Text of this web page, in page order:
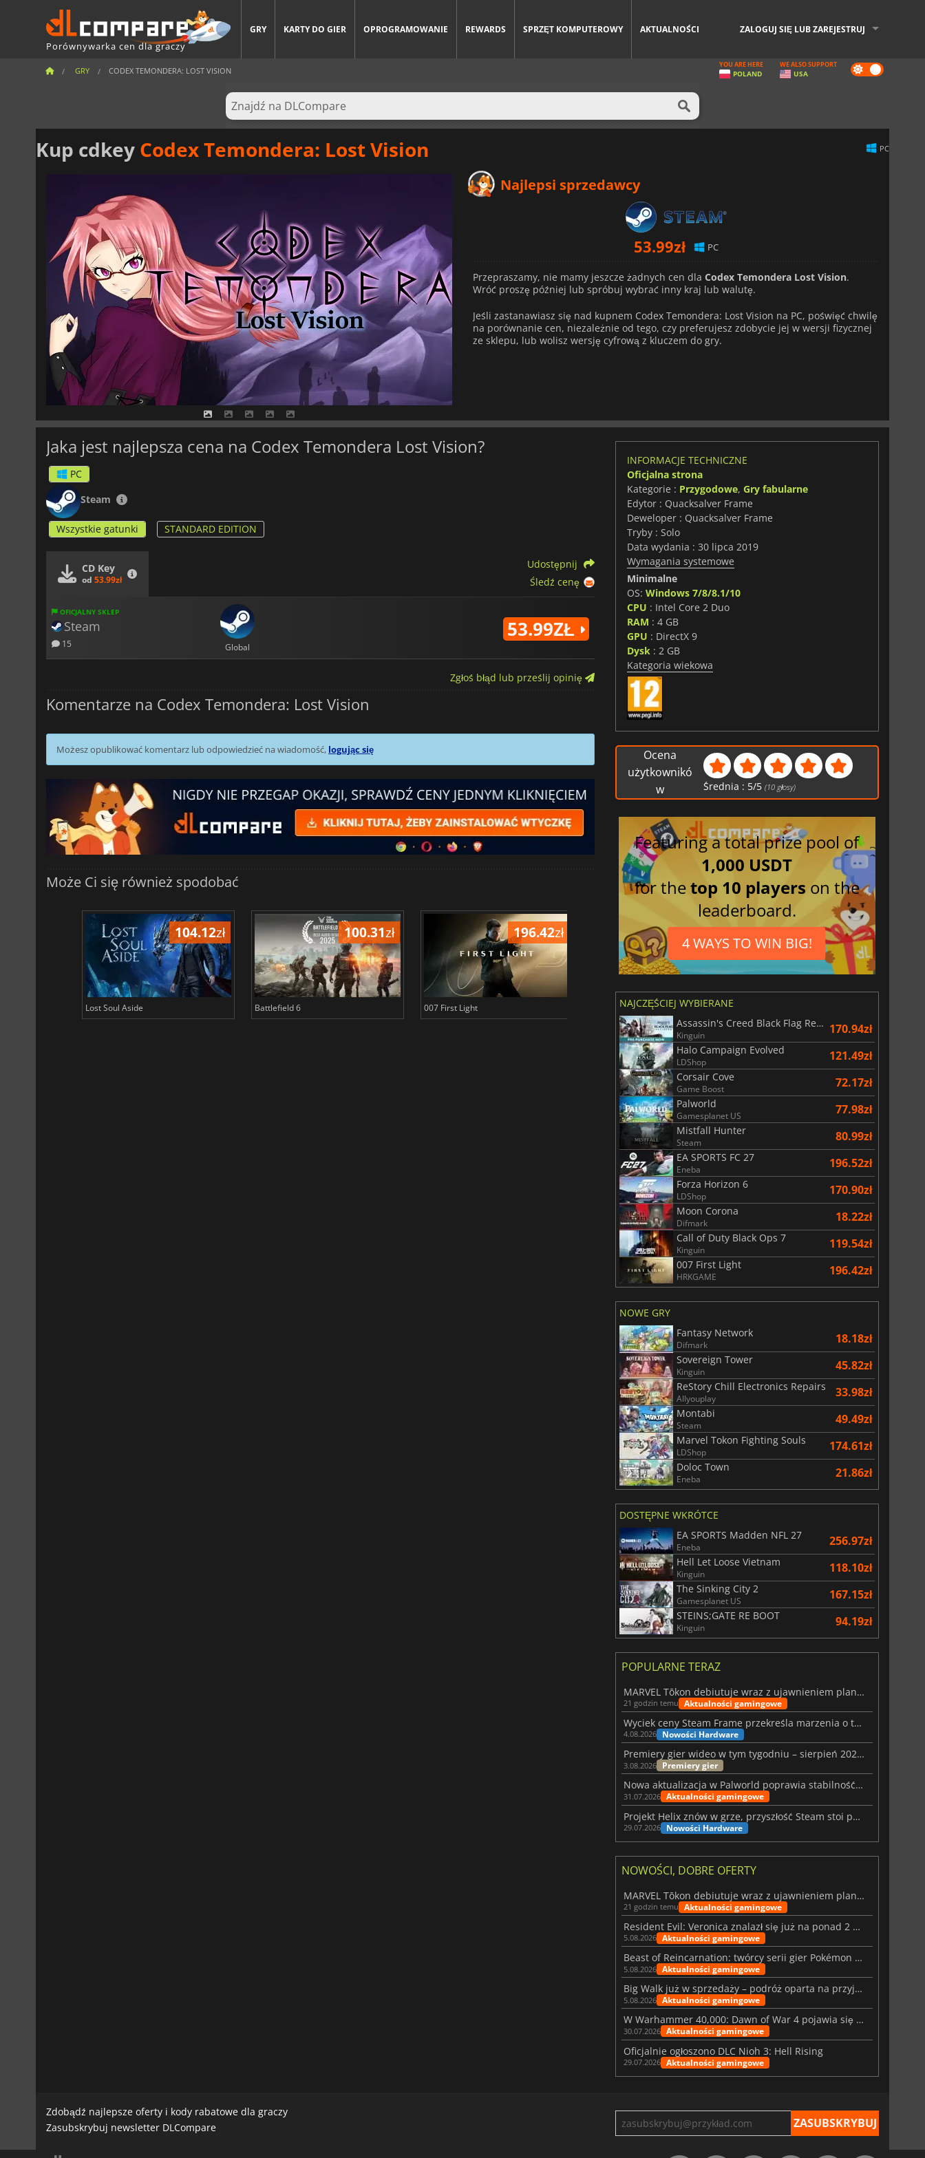
Porównywarka cen dla graczy
GRY KARTY DO GIER OPROGRAMOWANIE REWARDS SPRZĘT KOMPUTEROWY AKTUALNOŚCI ZALOGUJ SIĘ LUB ZAREJESTRUJ
GRY CODEX TEMONDERA: LOST VISION Dark
mode
YOU ARE HERE
POLAND
WE ALSO SUPPORT
USA
Kup cdkey Codex Temondera: Lost Vision PC
Najlepsi sprzedawcy
53.99zł PC
Przepraszamy, nie mamy jeszcze żadnych cen dla Codex Temondera Lost Vision.
Wróć proszę później lub spróbuj wybrać inny kraj lub walutę.
Jeśli zastanawiasz się nad kupnem Codex Temondera: Lost Vision na PC, poświęć chwilę
na porównanie cen, niezależnie od tego, czy preferujesz zdobycie jej w wersji fizycznej
ze sklepu, lub wolisz wersję cyfrową z kluczem do gry.
Jaka jest najlepsza cena na Codex Temondera Lost Vision?
PC
Steam
Wszystkie gatunki STANDARD EDITION
CD Key
od 53.99zł
Udostępnij
Śledź cenę
OFICJALNY SKLEP
Steam
15 Global
53.99ZŁ
Zgłoś błąd lub prześlij opinię
Komentarze na Codex Temondera: Lost Vision
Możesz opublikować komentarz lub odpowiedzieć na wiadomość, logując się
Może Ci się również spodobać
104.12zł
Lost Soul Aside
100.31zł
Battlefield 6
196.42zł
007 First Light
155.01zł
Baldur's Gate 3
175.00
INFORMACJE TECHNICZNE
Oficjalna strona
Kategorie : Przygodowe, Gry fabularne
Edytor : Quacksalver Frame
Deweloper : Quacksalver Frame
Tryby : Solo
Data wydania : 30 lipca 2019
Wymagania systemowe
Minimalne
OS: Windows 7/8/8.1/10
CPU : Intel Core 2 Duo
RAM : 4 GB
GPU : DirectX 9
Dysk: 2 GB
Kategoria wiekowa
Ocena
użytkownikó
w
Średnia : 5/5 (10 głosy)
Featuring a total prize pool of
1,000 USDT
for thetop 10 players on the
leaderboard.
4 WAYS TO WIN BIG!
NAJCZĘŚCIEJ WYBIERANE
Assassin's Creed Black Flag Resynced
Kinguin 170.94zł
Halo Campaign Evolved
LDShop 121.49zł
Corsair Cove
Game Boost 72.17zł
Palworld
Gamesplanet US 77.98zł
Mistfall Hunter
Steam 80.99zł
EA SPORTS FC 27
Eneba 196.52zł
Forza Horizon 6
LDShop 170.90zł
Moon Corona
Difmark 18.22zł
Call of Duty Black Ops 7
Kinguin 119.54zł
007 First Light
HRKGAME 196.42zł
NOWE GRY
Fantasy Network
Difmark 18.18zł
Sovereign Tower
Kinguin 45.82zł
ReStory Chill Electronics Repairs
Allyouplay 33.98zł
Montabi
Steam 49.49zł
Marvel Tokon Fighting Souls
LDShop 174.61zł
Doloc Town
Eneba 21.86zł
DOSTĘPNE WKRÓTCE
EA SPORTS Madden NFL 27
Eneba 256.97zł
Hell Let Loose Vietnam
Kinguin 118.10zł
The Sinking City 2
Gamesplanet US 167.15zł
STEINS;GATE RE BOOT
Kinguin 94.19zł
POPULARNE TERAZ
MARVEL Tōkon debiutuje wraz z ujawnieniem planu rozwoju na pierwszy rok
21 godzin temu Aktualności gamingowe
Wyciek ceny Steam Frame przekreśla marzenia o tanim zestawie VR
4.08.2026 Nowości Hardware
Premiery gier wideo w tym tygodniu – sierpień 2026 r. (32. tydzień)
3.08.2026 Premiery gier
Nowa aktualizacja w Palworld poprawia stabilność Sunreach i walk z bossami
31.07.2026 Aktualności gamingowe
Projekt Helix znów w grze, przyszłość Steam stoi pod znakiem zapytania
29.07.2026 Nowości Hardware
NOWOŚCI, DOBRE OFERTY
MARVEL Tōkon debiutuje wraz z ujawnieniem planu rozwoju na pierwszy rok
21 godzin temu Aktualności gamingowe
Resident Evil: Veronica znalazł się już na ponad 2 milionach list życzeń
5.08.2026 Aktualności gamingowe
Beast of Reincarnation: twórcy serii gier Pokémon wkraczają na nową ścieżkę
5.08.2026 Aktualności gamingowe
Big Walk już w sprzedaży – podróż oparta na przyjaźni
5.08.2026 Aktualności gamingowe
W Warhammer 40,000: Dawn of War 4 pojawia się frakcja Nekronów
30.07.2026 Aktualności gamingowe
Oficjalnie ogłoszono DLC Nioh 3: Hell Rising
29.07.2026 Aktualności gamingowe
Zdobądź najlepsze oferty i kody rabatowe dla graczy
Zasubskrybuj newsletter DLCompare